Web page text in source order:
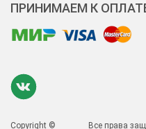
ПРИНИМАЕМ К
Copyright © Все права